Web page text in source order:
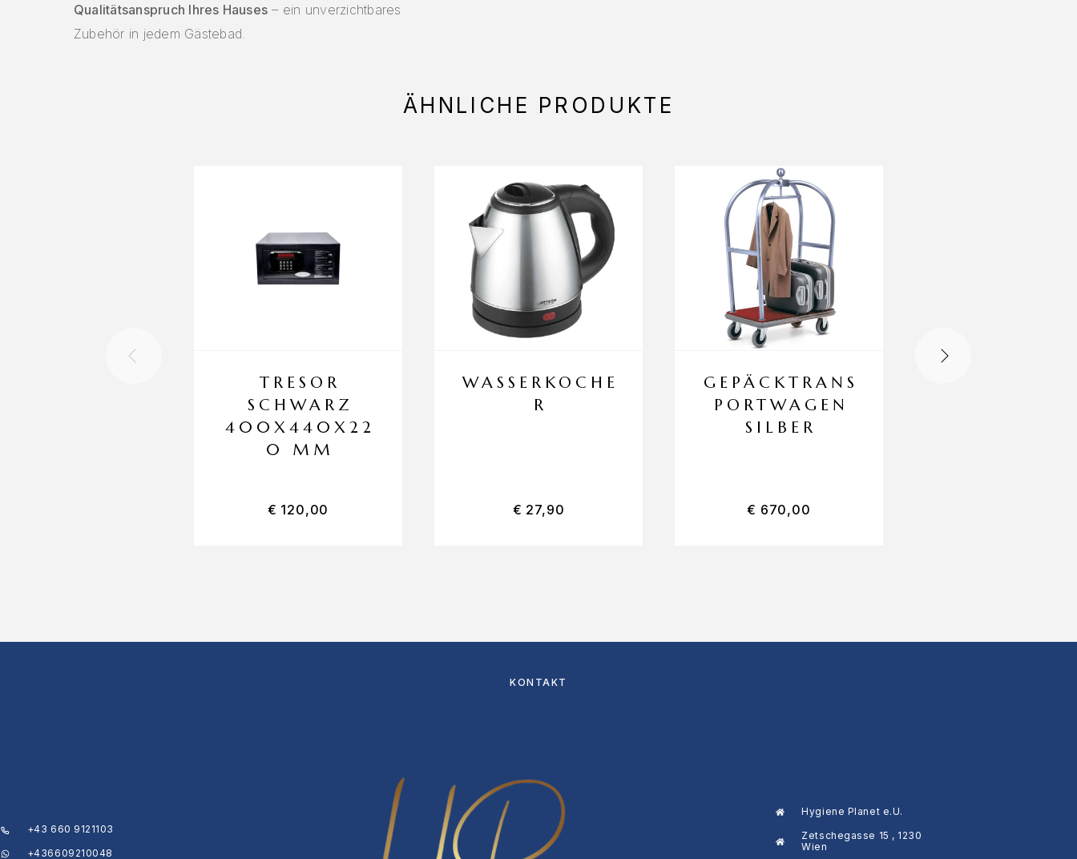
Qualitätsanspruch Ihres Hauses – ein unverzichtbares
Zubehör in jedem Gästebad.
ÄHNLICHE PRODUKTE
TRESOR
SCHWARZ
400X440X22
0 MM
€ 120,00
WASSERKOCHE
R
€ 27,90
GEPÄCKTRANS
PORTWAGEN
SILBER
€ 670,00
KONTAKT
+43 660 9121103
+436609210048
Hygiene Planet e.U.
Zetschegasse 15 , 1230
Wien